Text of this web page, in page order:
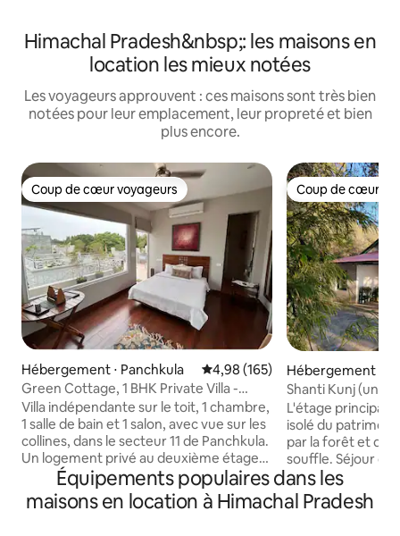
Himachal Pradesh&nbsp;: les maisons en
location les mieux notées
Les voyageurs approuvent : ces maisons sont très bien
notées pour leur emplacement, leur propreté et bien
plus encore.
Coup de cœur voyageurs
Coup de cœur voyageurs
Hébergement ⋅ Panchkula Évaluation moyenne sur la
4,98 (165)
Green Cottage, 1 BHK Private Villa -
L'Orientale
Villa indépendante sur le toit, 1 chambre,
1 salle de bain et 1 salon, avec vue sur les
collines, dans le secteur 11 de Panchkula.
Un logement privé au deuxième étage
avec sa propre entrée indépendante : lit
queen, cuisine entièrement équipée,
salle de bain attenante et une terrasse
Coup de cœur
Coup de cœur
Hébergement ⋅
Shanti Kunj (un
Rez-de-chaussée
L'étage principal
isolé du
par la forêt et des
souffle. Séjour de retraite pour 2 à
6 personnes
bibliothèque,
de repos. Une
Équipements populaires dans les
maisons en location à Himachal Pradesh